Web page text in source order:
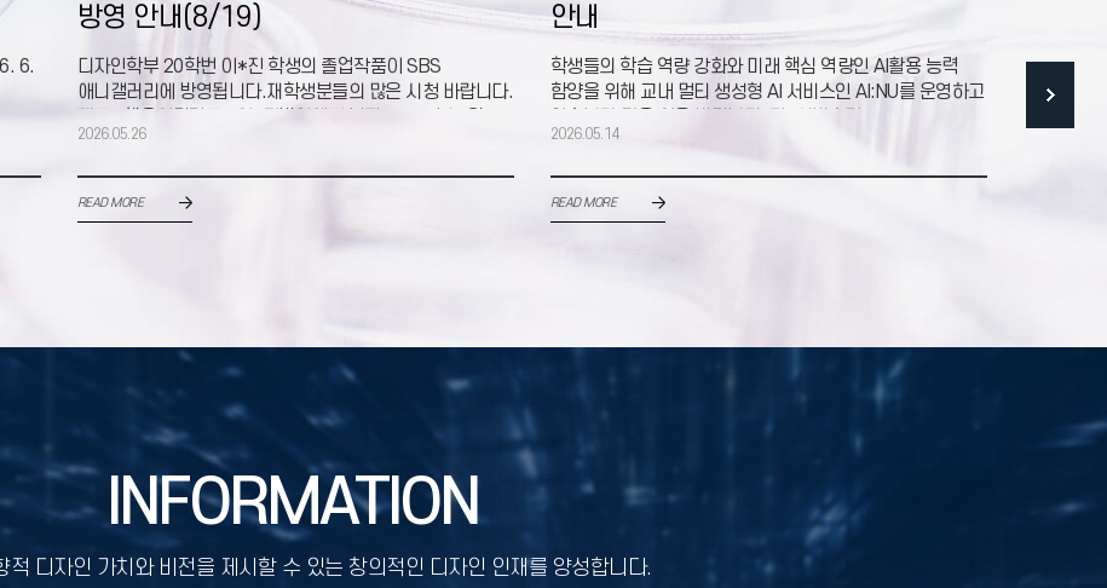
6.
방영 안내(8/19)
디자인학부 20학번 이*진 학생의 졸업작품이 SBS
애니갤러리에 방영됩니다.재학생분들의 많은 시청 바랍니다.
19일(
2026.05.26
READ MORE
안내
학생들의 학습 역량 강화와 미래 핵심 역량인 AI활용 능력
함양을 위해 교내 멀티 생성형 AI 서비스인 AI:NU를 운영하고
2026.05.14
READ MORE
1. 수강신
15:00 ~
INFORMATION
적 디자인 가치와 비전을 제시할 수 있는 창의적인 디자인 인재를 양성합니다.